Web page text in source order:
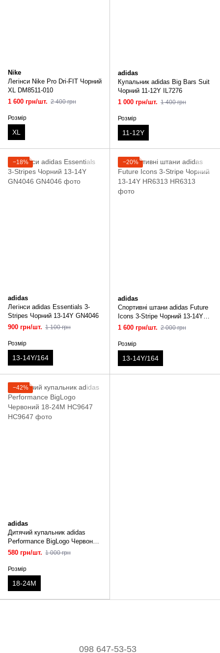
Nike
Легінси Nike Pro Dri-FIT Чорний
XL DM8511-010
1 600 грн/шт. 2 400 грн
Розмір
XL
adidas
Купальник adidas Big Bars Suit
Чорний 11-12Y IL7276
1 000 грн/шт. 1 400 грн
Розмір
11-12Y
−18%
adidas
Легінси adidas Essentials 3-
Stripes Чорний 13-14Y GN4046
900 грн/шт. 1 100 грн
Розмір
13-14Y/164
−20%
adidas
Спортивні штани adidas Future
Icons 3-Stripe Чорний 13-14Y
HR6313
1 600 грн/шт. 2 000 грн
Розмір
13-14Y/164
−42%
adidas
Дитячий купальник adidas
Performance BigLogo Червоний
18-24M HC9647
580 грн/шт. 1 000 грн
Розмір
18-24М
098 647-53-53